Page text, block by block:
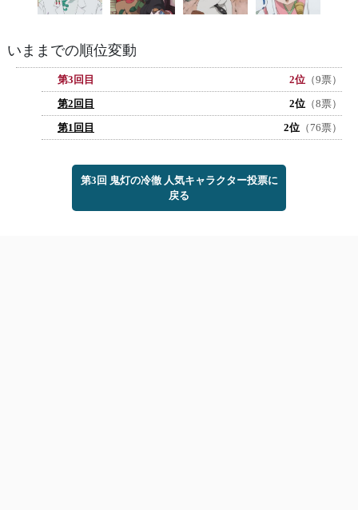
いままでの順位変動
第3回目 2位 （9票）
第2回目
2位 （8票）
第1回目
2位 （76票）
第3回 鬼灯の冷徹 人気キャラクター投票に
戻る